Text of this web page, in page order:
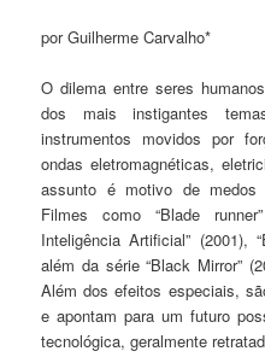
por Guilherme Carvalho*
O dilema entre seres
dos mais instigantes
instrumentos movidos por
ondas eletromagnéticas,
assunto é motivo de
Filmes como “Blade
Inteligência Artificial” (2001),
além da série “Black Mirror”
Além dos efeitos especiais,
e apontam para um futuro
tecnológica, geralmente